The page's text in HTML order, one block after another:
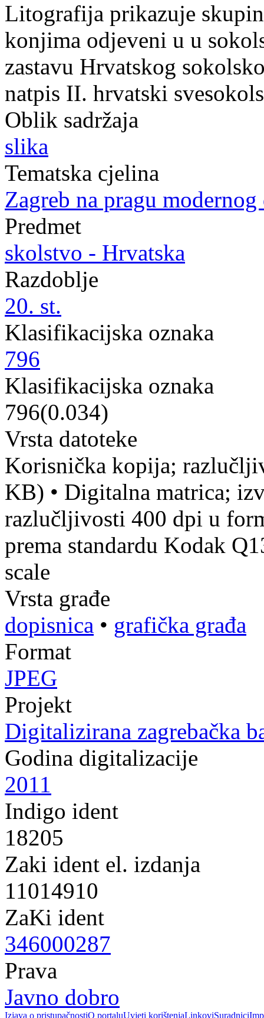
Litografija prikazuje
konjima odjeveni u u
zastavu Hrvatskog
natpis II. hrvatski
Oblik sadržaja
slika
Tematska cjelina
Zagreb na pragu modernog
Predmet
skolstvo - Hrvatska
Razdoblje
20. st.
Klasifikacijska oznaka
796
Klasifikacijska oznaka
796(0.034)
Vrsta datoteke
Korisnička kopija;
KB) • Digitalna matrica;
razlučljivosti 400 dpi u
prema standardu Kodak
scale
Vrsta građe
dopisnica • grafička građa
Format
JPEG
Projekt
Digitalizirana zagrebačka
Godina digitalizacije
2011
Indigo ident
18205
Zaki ident el. izdanja
11014910
ZaKi ident
346000287
Prava
Javno dobro
Izjava o pristupačnostiO portaluUvjeti korištenjaLinkoviSuradnici